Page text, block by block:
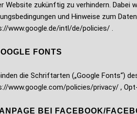
Website zukünftig zu verhindern. Dabei
und Hinweise zum
www.google.de/intl/de/policies/ .
FONTS
die Schriftarten („Google Fonts“)
www.google.com/policies/privacy/ ,
BEI FACEBOOK/